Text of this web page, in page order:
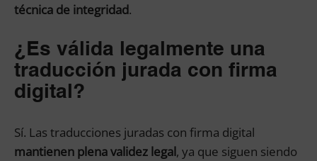
técnica de integridad.
¿Es válida legalmente una
traducción jurada con firma
digital?
Sí. Las traducciones juradas con firma digital
mantienen plena validez legal, ya que siguen siendo